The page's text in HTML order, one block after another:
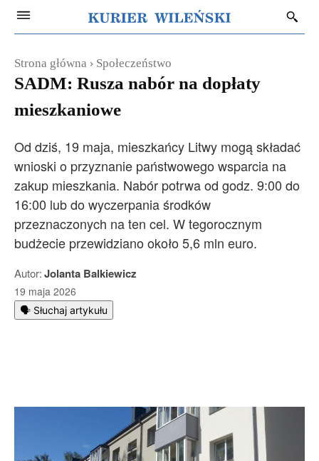
Strona główna Społeczeństwo
SADM: Rusza nabór na dopłaty
mieszkaniowe
Od dziś, 19 maja, mieszkańcy Litwy mogą składać
wnioski o przyznanie państwowego wsparcia na
zakup mieszkania. Nabór potrwa od godz. 9:00 do
16:00 lub do wyczerpania środków
przeznaczonych na ten cel. W tegorocznym
budżecie przewidziano około 5,6 mln euro.
Autor:Jolanta Balkiewicz
19 maja 2026
🗣️ Słuchaj artykułu